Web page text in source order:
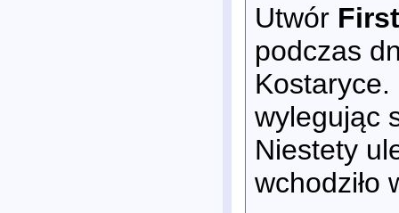
Utwór
podczas
Kostaryce.
wylegując
Niestety
wchodziło